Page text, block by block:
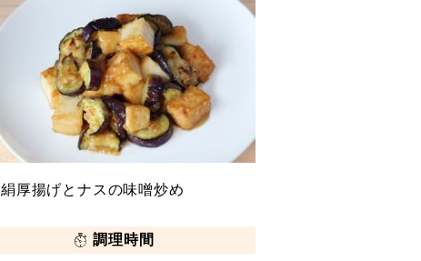
絹厚揚げとナスの味噌炒め
調理時間